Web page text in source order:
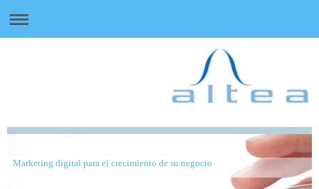
Marketing digital para el crecimiento de su negocio